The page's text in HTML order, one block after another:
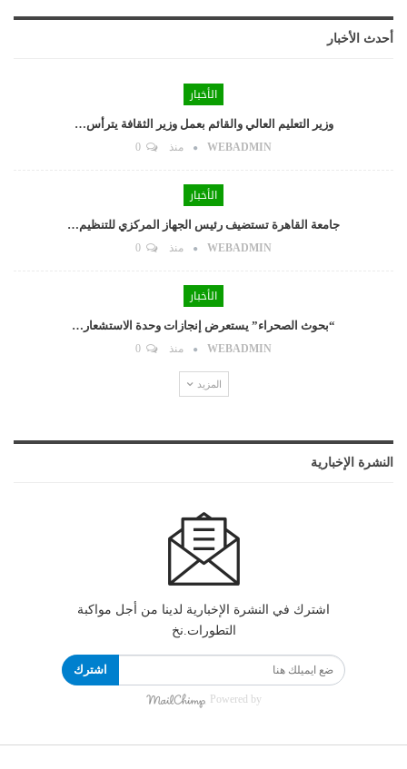
أحدث الأخبار
الأخبار
وزير التعليم العالي والقائم بعمل وزير الثقافة يترأس…
WEBADMIN منذ
الأخبار
جامعة القاهرة تستضيف رئيس الجهاز المركزي للتنظيم…
WEBADMIN منذ
الأخبار
“بحوث الصحراء” يستعرض إنجازات وحدة الاستشعار…
WEBADMIN منذ
المزيد
النشرة الإخبارية
اشترك في النشرة الإخبارية لدينا من أجل مواكبة
التطورات.نخ
اشترك
Powered by